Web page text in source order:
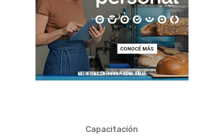
Capacitación